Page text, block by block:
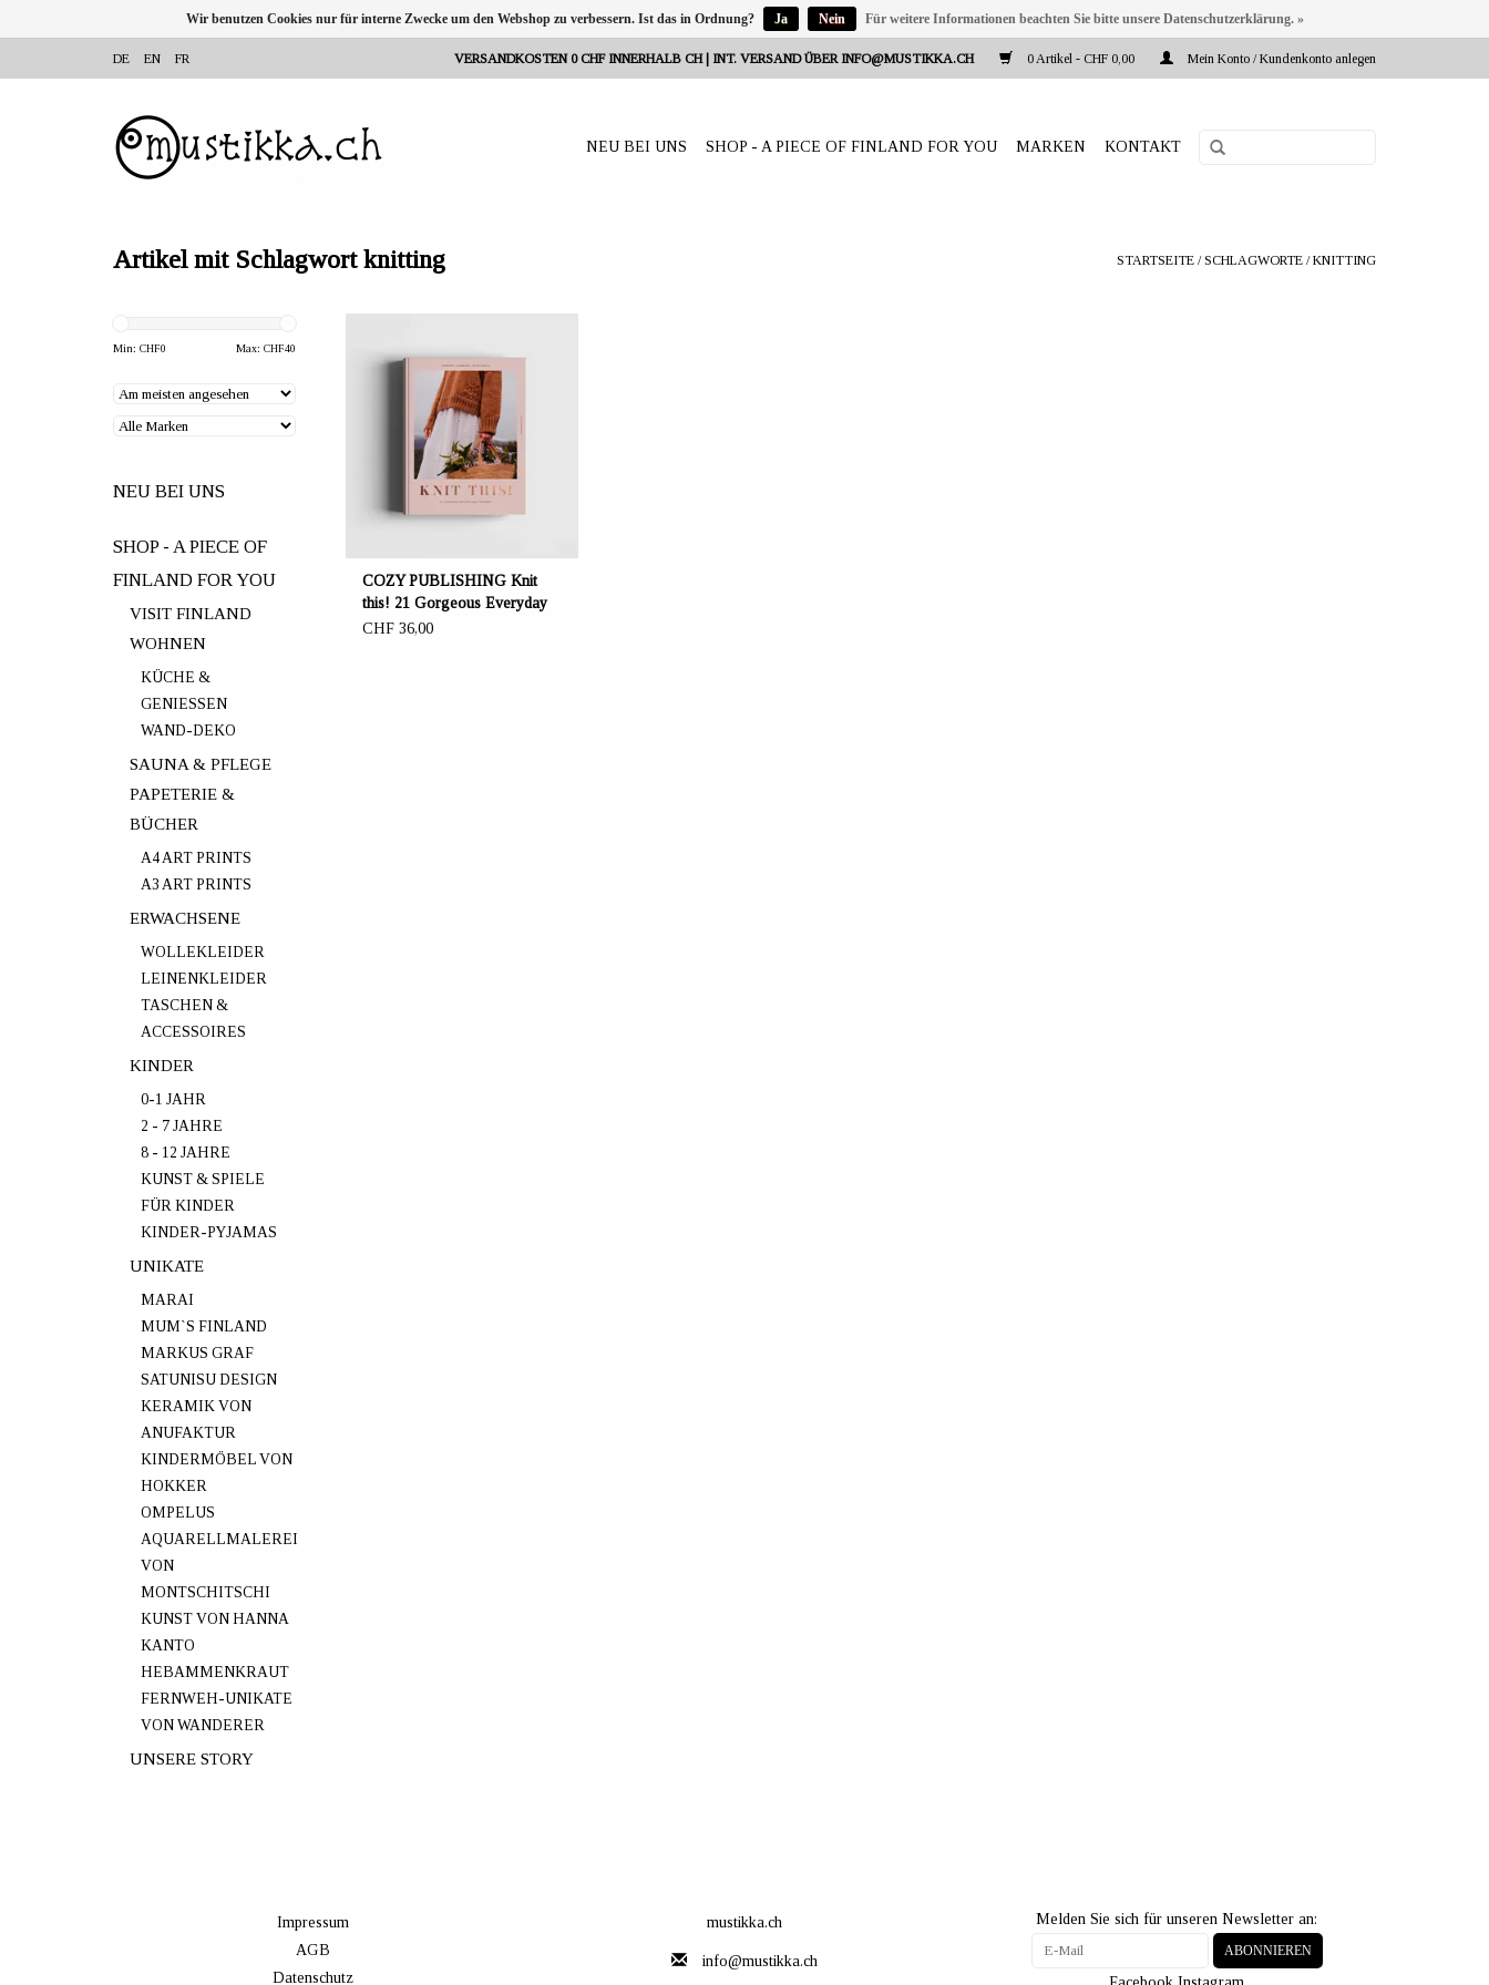
DE EN FR VERSANDKOSTEN 0 CHF INNERHALB CH | INT. VERSAND ÜBER INFO@MUSTIKKA.CH 0 Artikel - CHF 0,00 Mein Konto / Kundenkonto anlegen
NEU BEI UNS SHOP - A PIECE OF FINLAND FOR YOU MARKEN KONTAKT
Artikel mit Schlagwort knitting STARTSEITE /SCHLAGWORTE /KNITTING
Min: CHF0 Max: CHF40
NEU BEI UNS
SHOP - A PIECE OF
FINLAND FOR YOU
VISIT FINLAND
WOHNEN
KÜCHE &
GENIESSEN
WAND-DEKO
SAUNA & PFLEGE
PAPETERIE &
BÜCHER
A4 ART PRINTS
A3 ART PRINTS
ERWACHSENE
WOLLEKLEIDER
LEINENKLEIDER
TASCHEN &
ACCESSOIRES
KINDER
0-1 JAHR
2 - 7 JAHRE
8 - 12 JAHRE
KUNST & SPIELE
FÜR KINDER
KINDER-PYJAMAS
UNIKATE
MARAI
MUM`S FINLAND
MARKUS GRAF
SATUNISU DESIGN
KERAMIK VON
ANUFAKTUR
KINDERMÖBEL VON
HOKKER
OMPELUS
AQUARELLMALEREI
VON
MONTSCHITSCHI
KUNST VON HANNA
KANTO
HEBAMMENKRAUT
FERNWEH-UNIKATE
VON WANDERER
UNSERE STORY
Author: Veronika Lindberg,
Kutovakika
Product Language: English
Dimensions: 22.5 x 17.5 cm
COZY PUBLISHING Knit
this! 21 Gorgeous Everyday
Knit Patterns
CHF 36,00
Impressum
AGB
Datenschutz
mustikka.ch
info@mustikka.ch
Melden Sie sich für unseren Newsletter an:
ABONNIEREN
Wir benutzen Cookies nur für interne Zwecke um den Webshop zu verbessern. Ist das in Ordnung? Ja Nein Für weitere Informationen beachten Sie bitte unsere Datenschutzerklärung. »